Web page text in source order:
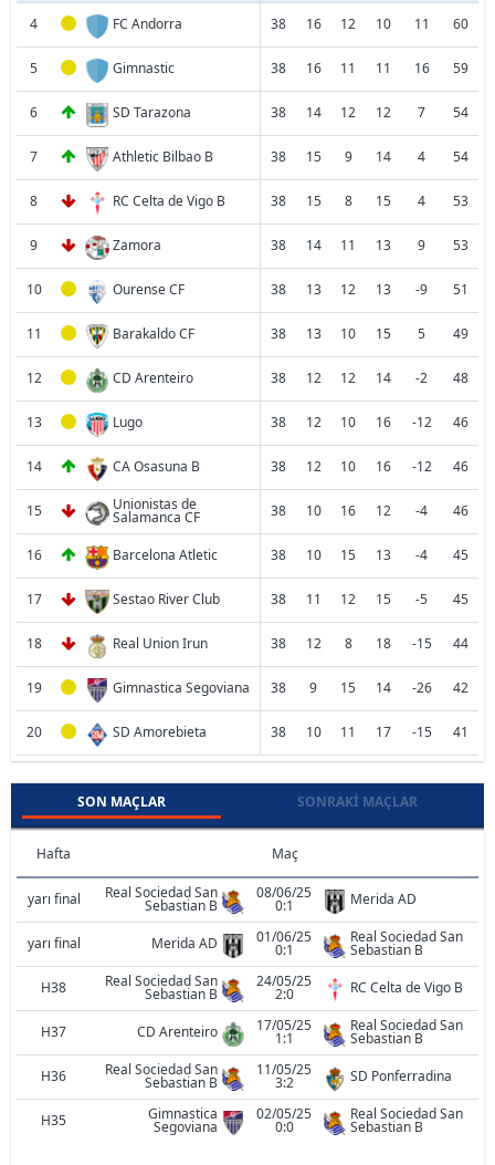
4 FC Andorra 38 16 12 10 11 60
5 Gimnastic 38 16 11 11 16 59
6 SD Tarazona 38 14 12 12 7 54
7 Athletic Bilbao B 38 15 9 14 4 54
8 RC Celta de Vigo B 38 15 8 15 4 53
9 Zamora 38 14 11 13 9 53
10 Ourense CF 38 13 12 13 -9 51
11 Barakaldo CF 38 13 10 15 5 49
12 CD Arenteiro 38 12 12 14 -2 48
13 Lugo 38 12 10 16 -12 46
14 CA Osasuna B 38 12 10 16 -12 46
15 Unionistas de
Salamanca CF 38 10 16 12 -4 46
16 Barcelona Atletic 38 10 15 13 -4 45
17 Sestao River Club 38 11 12 15 -5 45
18 Real Union Irun 38 12 8 18 -15 44
19 Gimnastica Segoviana 38 9 15 14 -26 42
20 SD Amorebieta 38 10 11 17 -15 41
SON MAÇLAR SONRAKI MAÇLAR
Hafta Maç
yarı final Real Sociedad San
Sebastian B
08/06/25
0:1 Merida AD
yarı final Merida AD 01/06/25
0:1
Real Sociedad San
Sebastian B
H38
Real Sociedad San
Sebastian B
24/05/25
2:0 RC Celta de Vigo B
H37 CD Arenteiro 17/05/25
1:1
Real Sociedad San
Sebastian B
H36
Real Sociedad San
Sebastian B
11/05/25
3:2 SD Ponferradina
H35 Gimnastica
Segoviana
02/05/25
0:0
Real Sociedad San
Sebastian B